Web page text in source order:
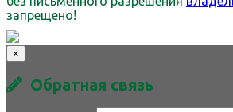
запрещено!
×
Обратная связь